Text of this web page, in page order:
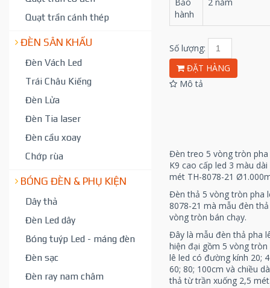
Quạt trần cánh thép
ĐÈN SÂN KHẤU
Đèn Vách Led
Trái Châu Kiếng
Đèn Lửa
Đèn Tia laser
Đèn cầu xoay
Chớp rùa
BÓNG ĐÈN & PHỤ KIỆN
Dây thả
Đèn Led dây
Bóng tuýp Led - máng đèn
Đèn sạc
Đèn ray nam châm
hành
Số lượng:
ĐẶT HÀNG
Mô tả
Đèn treo 5 vòng tròn pha
K9 cao cấp led 3 màu dài
mét TH-8078-21
Đèn thả 5 vòng tròn pha
8078-21 mà mẫu đèn thả
vòng tròn bán chạy.
Đây là mẫu đèn thả pha
hiện đại gồm 5 vòng tròn
lê led có đường kính 20;
60; 80; 100cm và chiều
thả từ trần xuống 2,5